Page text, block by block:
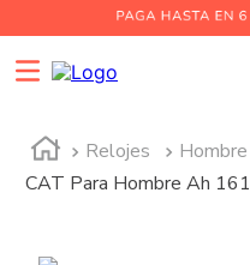
Relojes Hombre
CAT Para Hombre Ah